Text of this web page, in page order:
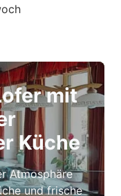
mit
Küche
Atmosphäre
und frische